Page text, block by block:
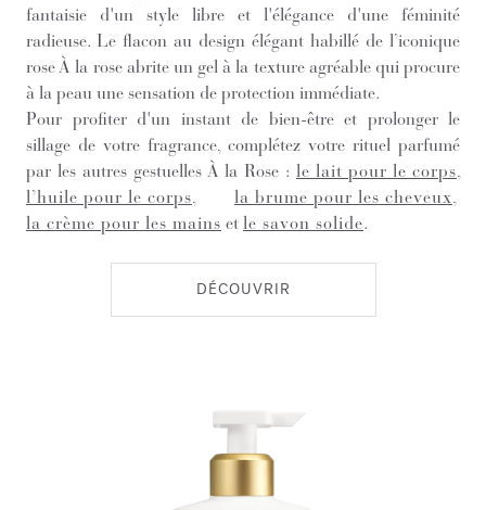
fantaisie d'un style libre et l'élégance d'une féminité
radieuse. Le flacon au design élégant habillé de l’iconique
rose À la rose abrite un gel à la texture agréable qui procure
à la peau une sensation de protection immédiate.
Pour profiter d'un instant de bien-être et prolonger le
sillage de votre fragrance, complétez votre rituel parfumé
par les autres gestuelles À la Rose : le lait pour le corps,
l’huile pour le corps, la brume pour les cheveux,
la crème pour les mains et le savon solide.
DÉCOUVRIR